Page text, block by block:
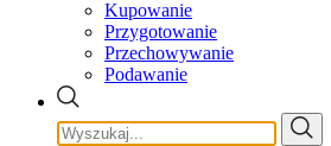
Kupowanie
Przygotowanie
Przechowywanie
Podawanie